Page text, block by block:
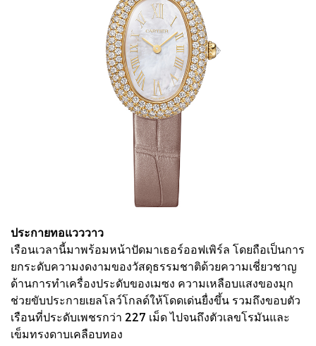
ประกายทอแวววาว
เรือนเวลานี้มาพร้อมหน้าปัดมาเธอร์ออฟเพิร์ล โดยถือเป็นการ
ยกระดับความงดงามของวัสดุธรรมชาติด้วยความเชี่ยวชาญ
ด้านการทำเครื่องประดับของเมซง ความเหลือบแสงของมุก
ช่วยขับประกายเยลโลว์โกลด์ให้โดดเด่นยื่งขึ้น รวมถึงขอบตัว
เรือนที่ประดับเพชรกว่า 227 เม็ด ไปจนถึงตัวเลขโรมันและ
เข็มทรงดาบเคลือบทอง